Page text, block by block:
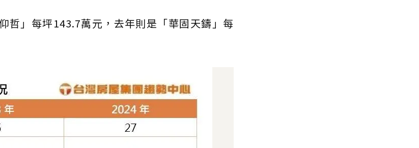
哲」每坪143.7萬元，去年則是「華固天鑄」每